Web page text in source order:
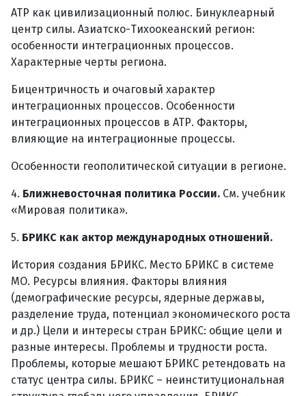
АТР как цивилизационный полюс. Бинуклеарный
центр силы. Азиатско-Тихоокеанский регион:
особенности интеграционных процессов.
Характерные черты региона.
Бицентричность и очаговый характер
интеграционных процессов. Особенности
интеграционных процессов в АТР. Факторы,
влияющие на интеграционные процессы.
Особенности геополитической ситуации в регионе.
4. Ближневосточная политика России. См. учебник
«Мировая политика».
5. БРИКС как актор международных отношений.
История создания БРИКС. Место БРИКС в системе
МО. Ресурсы влияния. Факторы влияния
(демографические ресурсы, ядерные державы,
разделение труда, потенциал экономического роста
и др.) Цели и интересы стран БРИКС: общие цели и
разные интересы. Проблемы и трудности роста.
Проблемы, которые мешают БРИКС ретендовать на
статус центра силы. БРИКС – неинституциональная